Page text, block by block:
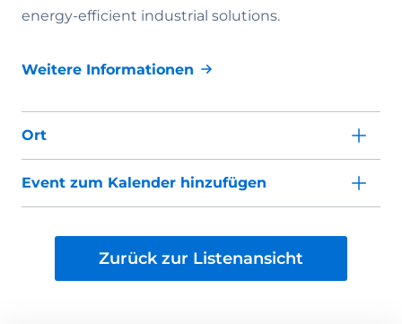
energy-efficient industrial solutions.
Weitere Informationen
Ort
Event zum Kalender hinzufügen
Zurück zur Listenansicht